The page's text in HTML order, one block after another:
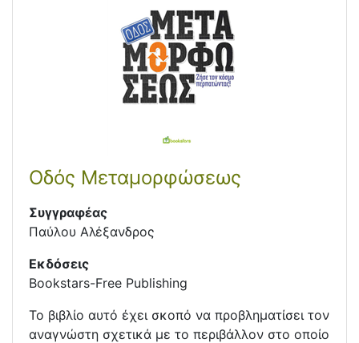
Οδός Μεταμορφώσεως
Συγγραφέας
Παύλου Αλέξανδρος
Εκδόσεις
Bookstars-Free Publishing
Το βιβλίο αυτό έχει σκοπό να προβληματίσει τον
αναγνώστη σχετικά με το περιβάλλον στο οποίο